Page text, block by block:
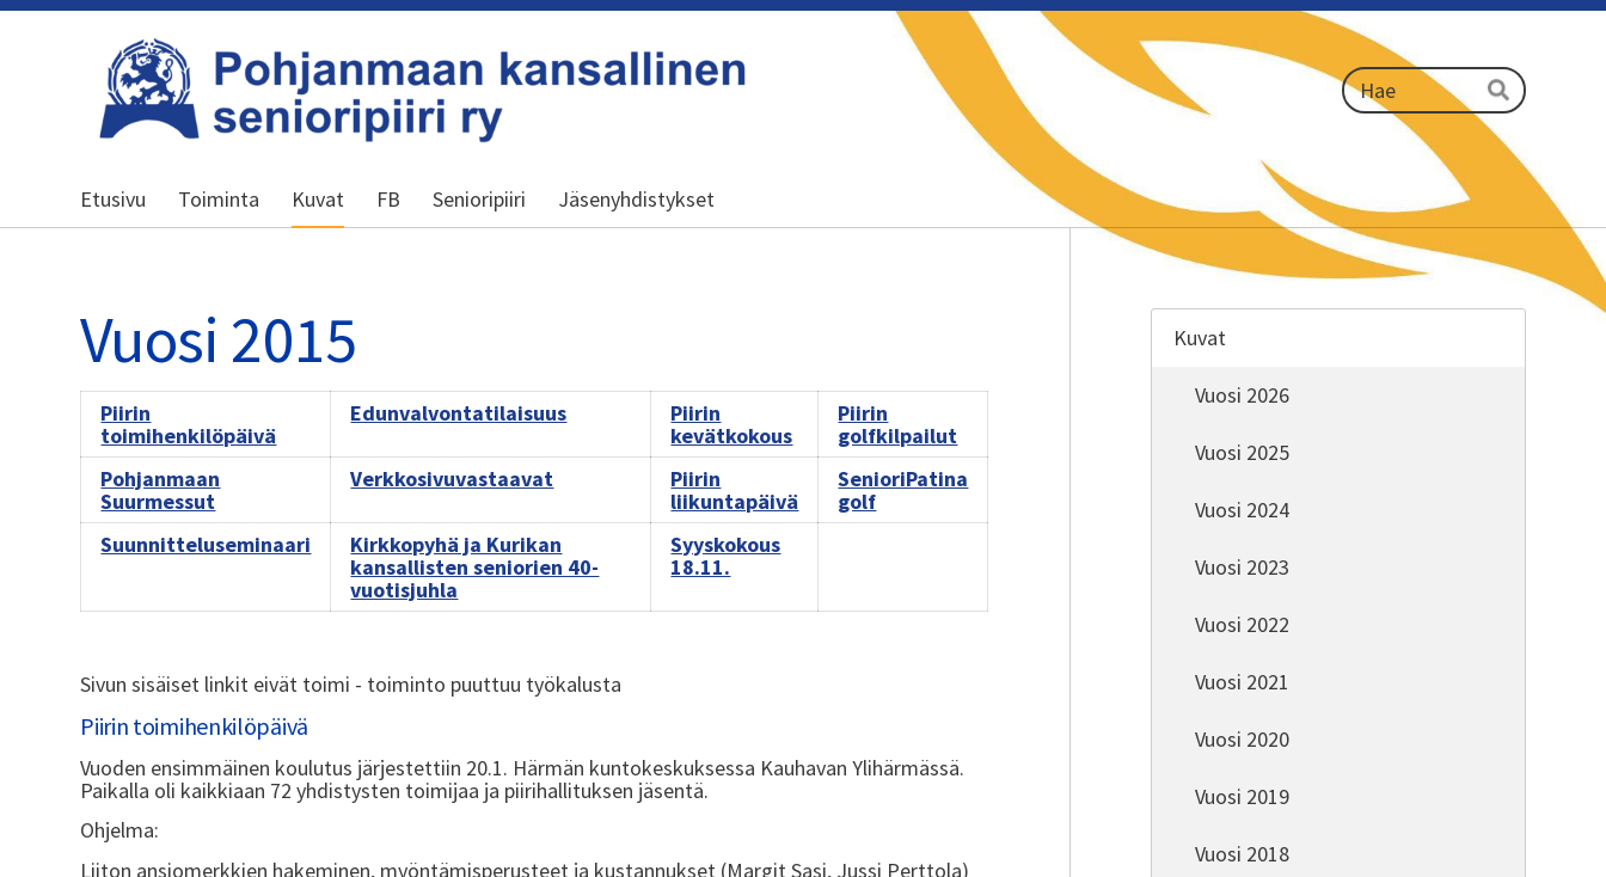
Kansallinen senioriliitto
Haku
Hae
Etusivu Toiminta Kuvat FB Senioripiiri Jäsenyhdistykset
Vuosi 2015
Piirin
toimihenkilöpäivä
Edunvalvontatilaisuus
Piirin
kevätkokous
Piirin
golfkilpailut
Pohjanmaan
Suurmessut
Verkkosivuvastaavat
Piirin
liikuntapäivä
SenioriPatina
golf
Suunnitteluseminaari
Kirkkopyhä ja Kurikan
kansallisten seniorien 40-
vuotisjuhla
Syyskokous
18.11.
Sivun sisäiset linkit eivät toimi - toiminto puuttuu työkalusta
Piirin toimihenkilöpäivä
Vuoden ensimmäinen koulutus järjestettiin 20.1. Härmän kuntokeskuksessa Kauhavan Ylihärmässä.
Paikalla oli kaikkiaan 72 yhdistysten toimijaa ja piirihallituksen jäsentä.
Ohjelma:
Liiton ansiomerkkien hakeminen, myöntämisperusteet ja kustannukset (Margit Sasi, Jussi Perttola)
Kuvat
Vuosi 2026
Vuosi 2025
Vuosi 2024
Vuosi 2023
Vuosi 2022
Vuosi 2021
Vuosi 2020
Vuosi 2019
Vuosi 2018